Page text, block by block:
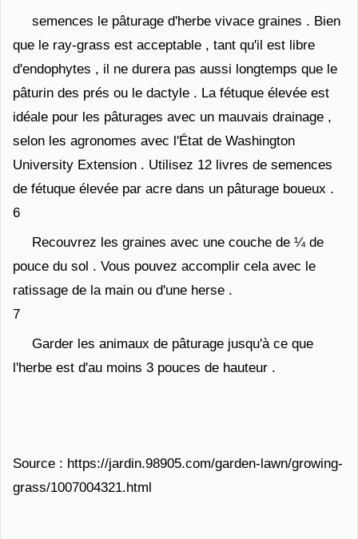
semences le pâturage d'herbe vivace graines . Bien
que le ray-grass est acceptable , tant qu'il est libre
d'endophytes , il ne durera pas aussi longtemps que le
pâturin des prés ou le dactyle . La fétuque élevée est
idéale pour les pâturages avec un mauvais drainage ,
selon les agronomes avec l'État de Washington
University Extension . Utilisez 12 livres de semences
de fétuque élevée par acre dans un pâturage boueux .
6
Recouvrez les graines avec une couche de ¼ de
pouce du sol . Vous pouvez accomplir cela avec le
ratissage de la main ou d'une herse .
7
Garder les animaux de pâturage jusqu'à ce que
l'herbe est d'au moins 3 pouces de hauteur .
Source : https://jardin.98905.com/garden-lawn/growing-
grass/1007004321.html